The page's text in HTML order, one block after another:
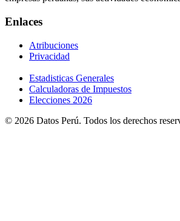
Enlaces
Atribuciones
Privacidad
Estadisticas Generales
Calculadoras de Impuestos
Elecciones 2026
© 2026 Datos Perú. Todos los derechos